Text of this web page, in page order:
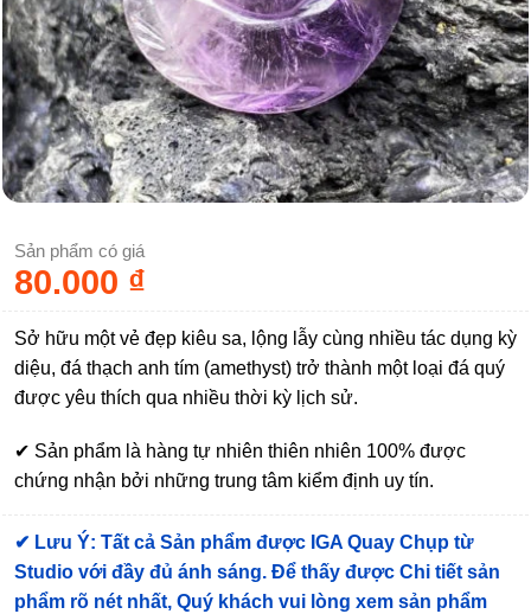
Sản phẩm có giá
80.000 ₫
Sở hữu một vẻ đẹp kiêu sa, lộng lẫy cùng nhiều tác dụng kỳ
diệu, đá thạch anh tím (amethyst) trở thành một loại đá quý
được yêu thích qua nhiều thời kỳ lịch sử.
✔ Sản phẩm là hàng tự nhiên thiên nhiên 100% được
chứng nhận bởi những trung tâm kiểm định uy tín.
✔ Lưu Ý: Tất cả Sản phẩm được IGA Quay Chụp từ
Studio với đầy đủ ánh sáng. Để thấy được Chi tiết sản
phẩm rõ nét nhất, Quý khách vui lòng xem sản phẩm